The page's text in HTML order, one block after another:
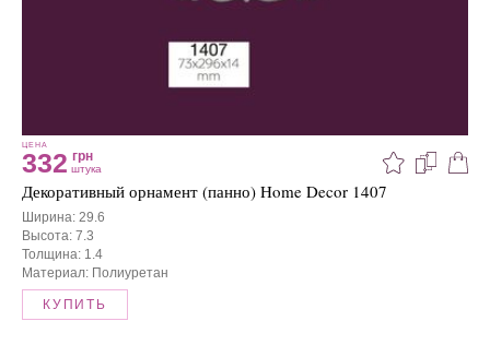
ЦЕНА
332 грн
штука
Декоративный орнамент (панно) Home Decor 1407
Ширина: 29.6
Высота: 7.3
Толщина: 1.4
Материал: Полиуретан
КУПИТЬ